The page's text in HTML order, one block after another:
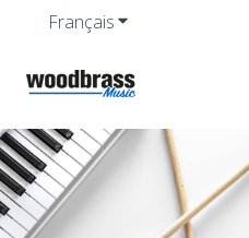
FrançaisAfficher le sous-